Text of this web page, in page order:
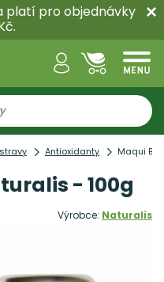
platí pro objednávky
Antioxidanty Maqui
- 100g
Výrobce: Naturalis